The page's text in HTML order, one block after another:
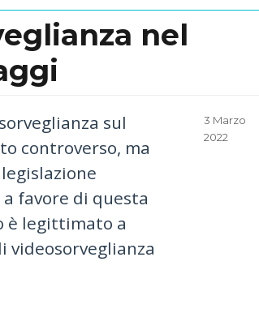
nel
sul
controverso, ma
favore di questa
è legittimato a
videosorveglianza
Posted
on
3 Marzo
2022